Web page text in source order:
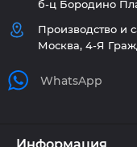
б-ц Бородино
Производство и
Москва, 4-Я
WhatsApp
Информация